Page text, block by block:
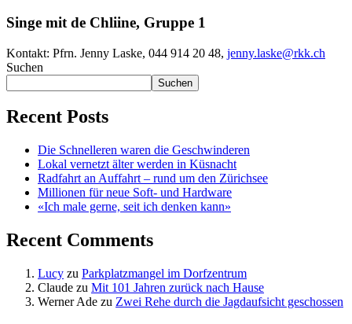
Singe mit de Chliine, Gruppe 1
Kontakt: Pfrn. Jenny Laske, 044 914 20 48, jenny.laske@rkk.ch
Suchen
Suchen
Recent Posts
Die Schnelleren waren die Geschwinderen
Lokal vernetzt älter werden in Küsnacht
Radfahrt an Auffahrt – rund um den Zürichsee
Millionen für neue Soft- und Hardware
«Ich male gerne, seit ich denken kann»
Recent Comments
Lucy zu Parkplatzmangel im Dorfzentrum
Claude zu Mit 101 Jahren zurück nach Hause
Werner Ade zu Zwei Rehe durch die Jagdaufsicht geschossen